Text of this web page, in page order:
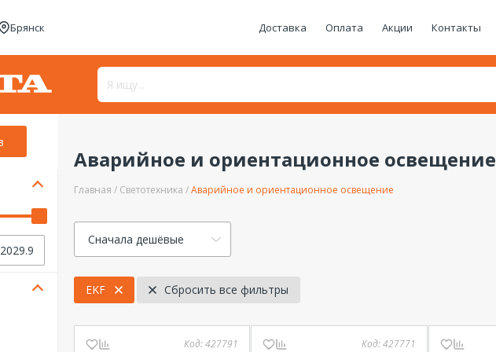
Брянск Доставка Оплата Акции Контакты
Аварийное и ориентационное освещение
Главная Светотехника Аварийное и ориентационное освещение
Сначала дешёвые
EKF Сбросить все фильтры
Код:427791 Код:427771